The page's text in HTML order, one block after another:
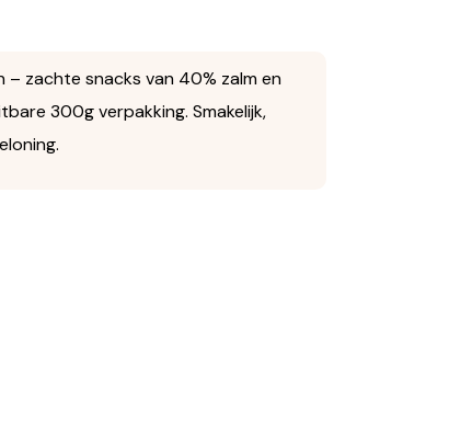
– zachte snacks van 40% zalm en
300g verpakking. Smakelijk,